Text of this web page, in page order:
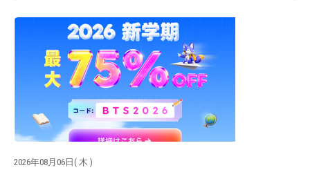
2026年08月06日( 木 )